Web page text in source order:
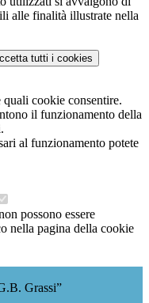
alle finalità illustrate nella
tutti i cookies
quali cookie consentire.
il funzionamento della
al funzionamento potete
possono essere
nella pagina della cookie
Grassi”